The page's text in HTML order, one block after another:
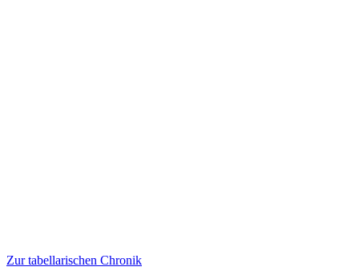
Zur tabellarischen Chronik